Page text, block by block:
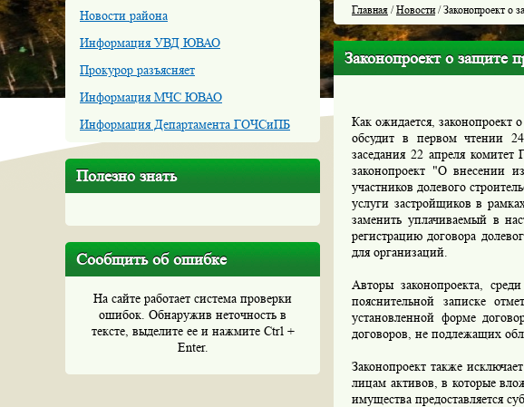
Новости района
Информация УВД ЮВАО
Прокурор разъясняет
Информация МЧС ЮВАО
Информация Департамента ГОЧСиПБ
Полезно знать
Сообщить об ошибке
На сайте работает система проверки
ошибок. Обнаружив неточность в
тексте, выделите ее и нажмите Ctrl +
Enter.
Главная /Новости/ Законопроект о
Законопроект о защите
Как ожидается, законопроект
обсудит в первом чтении
заседания 22 апреля
законопроект "О внесении
участников долевого
услуги застройщиков в
заменить уплачиваемый в
регистрацию договора
для организаций.
Авторы законопроекта,
пояснительной записке
установленной форме
договоров, не подлежащих
Законопроект также
лицам активов, в которые
имущества предоставляется